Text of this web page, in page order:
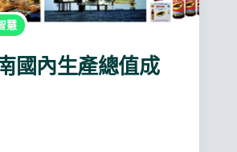
慧
國內生產總值成